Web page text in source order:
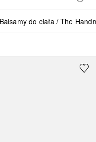
Balsamy do ciała The